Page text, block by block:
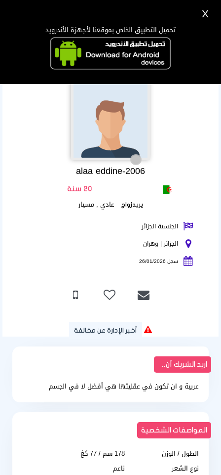
alaa eddine-2006
20 سنة
يريدزواج عادي , مسيار
الجنسية الجزائر
الجزائر | وهران
سجل 26/01/2026
أخبر الإدارة عن مخالفة
اريد الشريك أن..
عربية و ان تكون في عقليتها هي أفضل لا في الجسم
المواصفات الشخصية
الطول / الوزن
178 سم / 77 كغ
نوع الشعر
ناعم
X
تحميل التطبيق الخاص بموقعنا لأجهزة الأندرويد